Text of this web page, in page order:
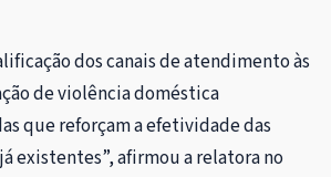
dos canais de atendimento às
de violência doméstica
que reforçam a efetividade das
existentes”, afirmou a relatora no